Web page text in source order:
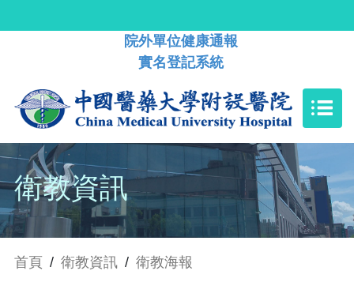
院外單位健康通報
實名登記系統
衛教資訊
首頁 / 衛教資訊 / 衛教海報